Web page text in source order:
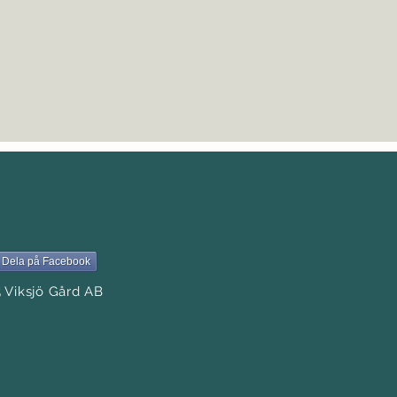
Dela på Facebook
Gård AB